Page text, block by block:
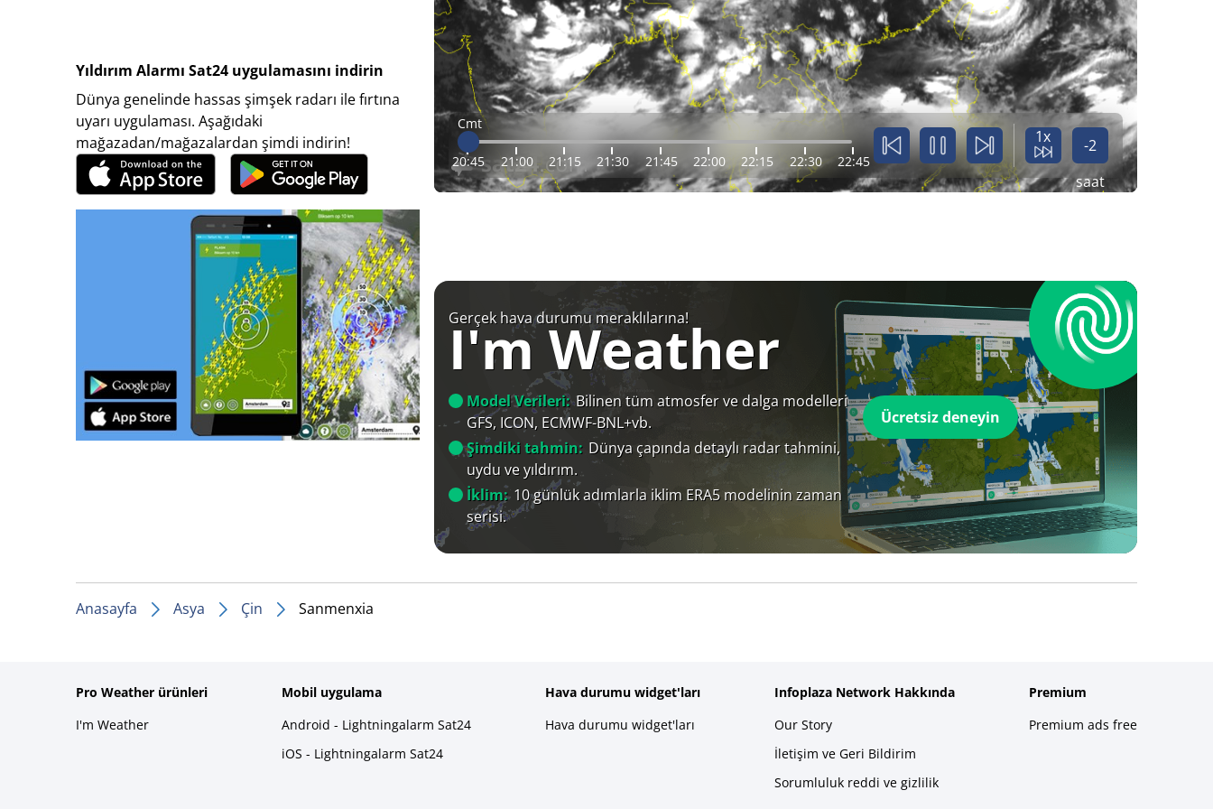
Yıldırım Alarmı Sat24 uygulamasını indirin
Dünya genelinde hassas şimşek radarı ile fırtına
uyarı uygulaması. Aşağıdaki
mağazadan/mağazalardan şimdi indirin!
Cmt
20:45 21:00 21:15 21:30 21:45 22:00 22:15 22:30 22:45
1x
-2
saat
Gerçek hava durumu meraklılarına!
I'm Weather
Model Verileri: Bilinen tüm atmosfer ve dalga modelleri
GFS, ICON, ECMWF-BNL+vb.
Şimdiki tahmin: Dünya çapında detaylı radar tahmini,
uydu ve yıldırım.
İklim: 10 günlük adımlarla iklim ERA5 modelinin zaman
serisi.
Ücretsiz deneyin
Anasayfa Asya Çin Sanmenxia
Pro Weather ürünleri
I'm Weather
Mobil uygulama
Android - Lightningalarm Sat24
iOS - Lightningalarm Sat24
Hava durumu widget'ları
Hava durumu widget'ları
Infoplaza Network Hakkında
Our Story
İletişim ve Geri Bildirim
Sorumluluk reddi ve gizlilik
Premium
Premium ads free